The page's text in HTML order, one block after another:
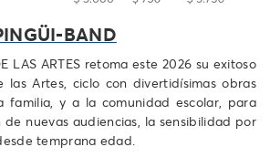
BAND
LAS ARTES retoma este 2026 su exitoso
las Artes, ciclo con divertidísimas obras
familia, y a la comunidad escolar, para
nuevas audiencias, la sensibilidad por
temprana edad.